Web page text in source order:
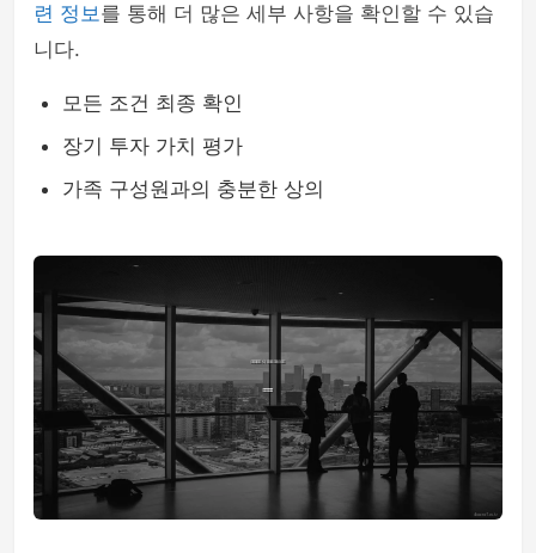
련 정보를 통해 더 많은 세부 사항을 확인할 수 있습
니다.
모든 조건 최종 확인
장기 투자 가치 평가
가족 구성원과의 충분한 상의